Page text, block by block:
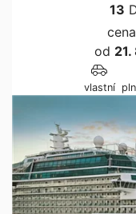
13
od
vlastní